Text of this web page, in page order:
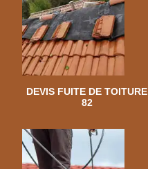
DEVIS FUITE DE TOITURE
82